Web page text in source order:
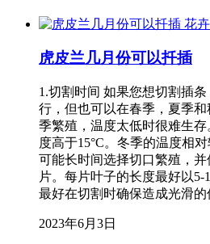
花卉
虎皮兰几月份可以扦插
1.切割时间 如果您想切割插
行，但也可以在春季，夏季
季繁殖，温度太低时很难生
度高于15°C。冬季的温度相
可能长时间选择切口繁殖，
片。每片叶子的长度最好以5-
最好在切割时确保造成光滑
2023年6月3日